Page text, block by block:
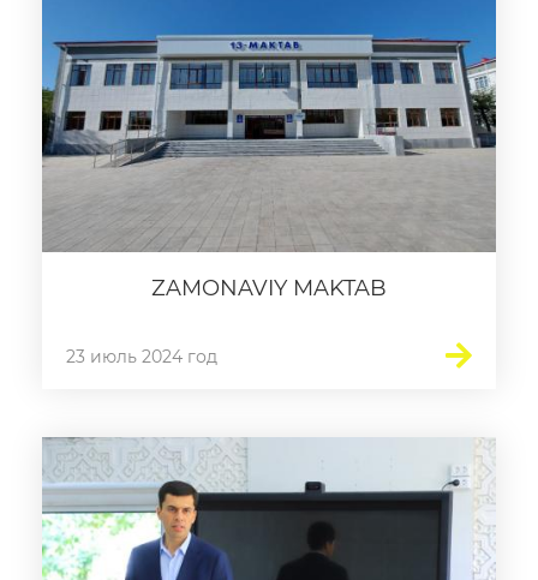
Пресс-служба
Пресс конференции
Конференции
Помощь
Инфографика
Murojaatlar
Объявления
Новости
ZAMONAVIY MAKTAB
23 июль 2024 год